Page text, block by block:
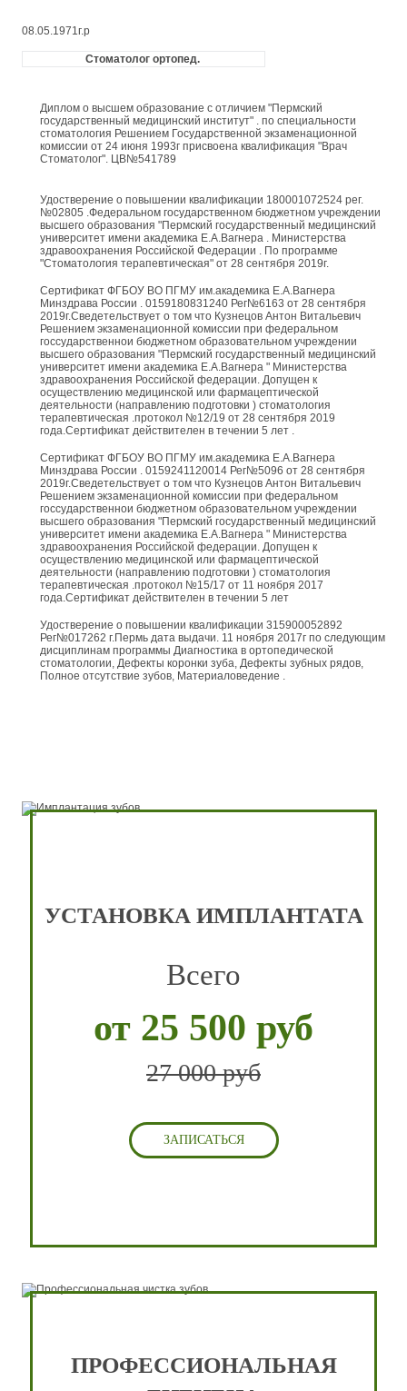
08.05.1971г.р
Стоматолог ортопед.
Диплом о высшем образование с отличием "Пермский
государственный медицинский институт" . по специальности
стоматология Решением Государственной экзаменационной
комиссии от 24 июня 1993г присвоена квалификация "Врач
Стоматолог". ЦВ№541789
Удостверение о повышении квалификации 180001072524 рег.
№02805 .Федеральном государственном бюджетном учреждении
высшего образования "Пермский государственный медицинский
университет имени академика Е.А.Вагнера . Министерства
здравоохранения Российской Федерации . По программе
"Стоматология терапевтическая" от 28 сентября 2019г.
Сертификат ФГБОУ ВО ПГМУ им.академика Е.А.Вагнера
Минздрава России . 0159180831240 Рег№6163 от 28 сентября
2019г.Сведетельствует о том что Кузнецов Антон Витальевич
Решением экзаменационной комиссии при федеральном
госсударственнои бюджетном образовательном учреждении
высшего образования "Пермский государственный медицинский
университет имени академика Е.А.Вагнера " Министерства
здравоохранения Российской федерации. Допущен к
осуществлению медицинской или фармацептической
деятельности (направлению подготовки ) стоматология
терапевтическая .протокол №12/19 от 28 сентября 2019
года.Сертификат действителен в течении 5 лет .
Сертификат ФГБОУ ВО ПГМУ им.академика Е.А.Вагнера
Минздрава России . 0159241120014 Рег№5096 от 28 сентября
2019г.Сведетельствует о том что Кузнецов Антон Витальевич
Решением экзаменационной комиссии при федеральном
госсударственнои бюджетном образовательном учреждении
высшего образования "Пермский государственный медицинский
университет имени академика Е.А.Вагнера " Министерства
здравоохранения Российской федерации. Допущен к
осуществлению медицинской или фармацептической
деятельности (направлению подготовки ) стоматология
терапевтическая .протокол №15/17 от 11 ноября 2017
года.Сертификат действителен в течении 5 лет
Удостверение о повышении квалификации 315900052892
Рег№017262 г.Пермь дата выдачи. 11 ноября 2017г по следующим
дисциплинам программы Диагностика в ортопедической
стоматологии, Дефекты коронки зуба, Дефекты зубных рядов,
Полное отсутствие зубов, Материаловедение .
УСТАНОВКА ИМПЛАНТАТА
Всего
от 25 500 руб
27 000 руб
ЗАПИСАТЬСЯ
ПРОФЕССИОНАЛЬНАЯ